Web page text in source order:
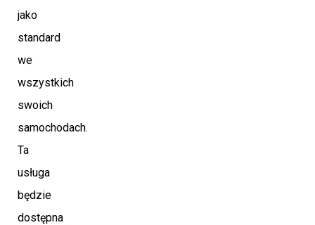
jako
standard
we
wszystkich
swoich
samochodach.
Ta
usługa
będzie
dostępna